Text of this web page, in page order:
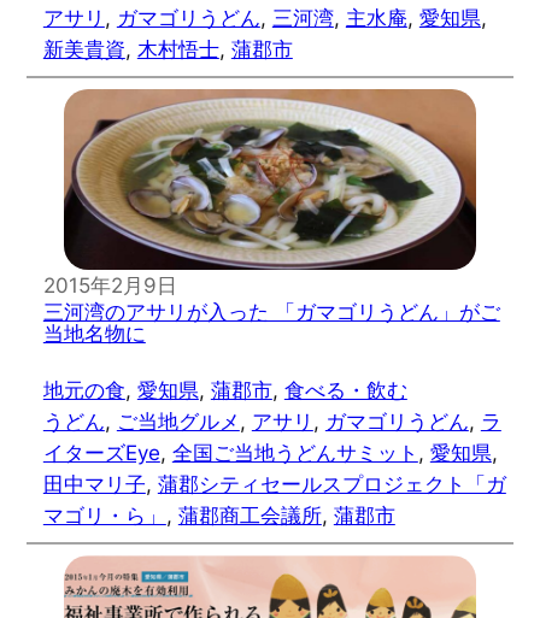
アサリ , ガマゴリうどん, 三河湾, 主水庵, 愛知県
新美貴資, 木村悟士, 蒲郡市
2015年2月9日
三河湾のアサリが入った 「ガマゴリうどん」がご
当地名物に
地元の食, 愛知県, 蒲郡市, 食べる・飲む
うどん, ご当地グルメ , アサリ , ガマゴリうどん, ラ
イターズEye, 全国ご当地うどんサミット , 愛知県
田中マリ子, 蒲郡シティセールスプロジェクト「ガ
マゴリ・ら」 , 蒲郡商工会議所, 蒲郡市